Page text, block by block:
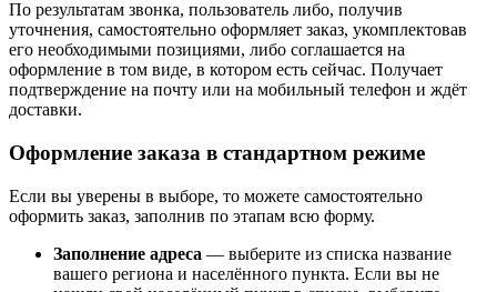
По результатам звонка, пользователь либо, получив
уточнения, самостоятельно оформляет заказ, укомплектовав
его необходимыми позициями, либо соглашается на
оформление в том виде, в котором есть сейчас. Получает
подтверждение на почту или на мобильный телефон и ждёт
доставки.
Оформление заказа в стандартном режиме
Если вы уверены в выборе, то можете самостоятельно
оформить заказ, заполнив по этапам всю форму.
Заполнение адреса — выберите из списка название
вашего региона и населённого пункта. Если вы не